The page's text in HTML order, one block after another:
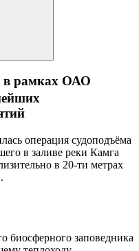
в рамках ОАО
операция судоподъёма
в заливе реки Камга
в 20-ти метрах
биосферного заповедника